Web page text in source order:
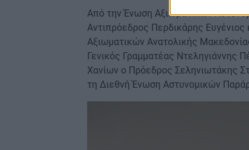
Από την Ένωση Αξιωματικών
Αντιπρόεδρος Περδικάρης
Αξιωματικών Ανατολικής
Γενικός Γραμματέας
Χανίων ο Πρόεδρος Σεληνιωτάκης
τη Διεθνή Ένωση Αστυνομικών